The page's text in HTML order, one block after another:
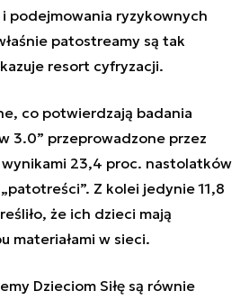
podejmowania ryzykownych
patostreamy są tak
resort cyfryzacji.
co potwierdzają badania
3.0” przeprowadzone przez
wynikami 23,4 proc. nastolatków
Z kolei jedynie 11,8
że ich dzieci mają
materiałami w sieci.
Dzieciom Siłę są równie